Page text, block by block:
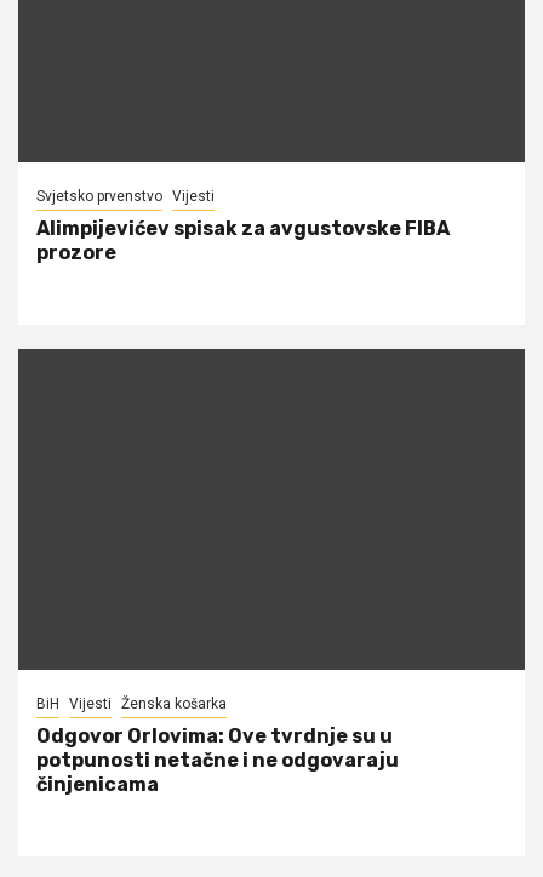
Svjetsko prvenstvo Vijesti
Alimpijevićev spisak za avgustovske FIBA
prozore
BiH Vijesti Ženska košarka
Odgovor Orlovima: ​Ove tvrdnje su u
potpunosti netačne i ne odgovaraju
činjenicama